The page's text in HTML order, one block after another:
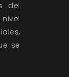
del
se